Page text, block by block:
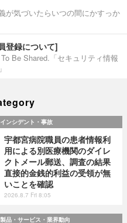
が気づいたらいつの間にかすっか
登録について]
Be Shared.「セキュリティ情報
インシデント・事故
宇都宮病院職員の患者情報利
用による別医療機関のダイレ
クトメール郵送、調査の結果
直接的金銭的利益の受領が無
いことを確認
2026.8.7 Fri 8:05
製品・サービス・業界動向